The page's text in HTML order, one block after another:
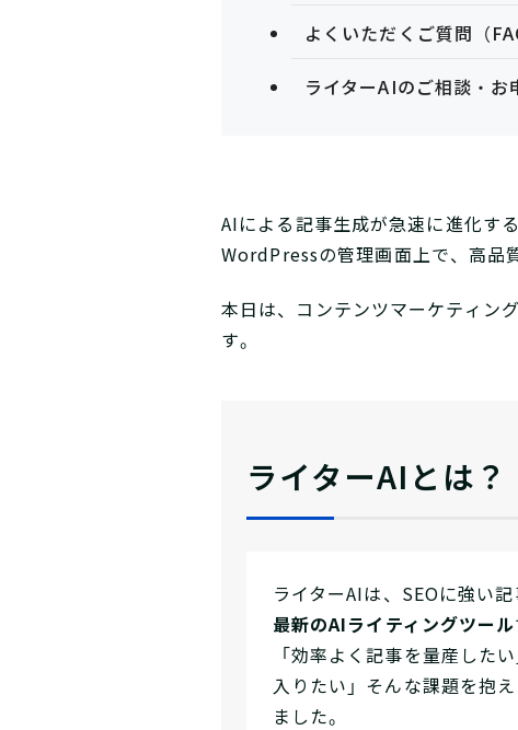
よくいただくご質問（
ライターAIのご相談・お
AIによる記事生成が急速に進化す
WordPressの管理画面上で、高品
本日は、コンテンツマーケティン
す。
ライターAIとは？
ライターAIは、SEOに強い
最新のAIライティングツール
「効率よく記事を量産した
入りたい」そんな課題を抱
ました。